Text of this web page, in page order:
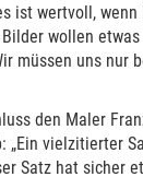
ist wertvoll,
wollen
müssen uns nur
den Maler
„Ein vielzitierter
Satz hat sicher